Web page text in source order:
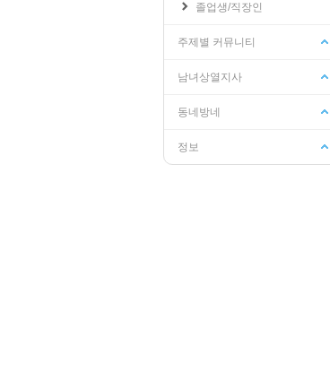
학교관련
인터넷증명발급
학생지원시스템
수강신청/
성적조회
수강신
수강편람
졸업생/직장인
주제별 커뮤니티
남녀상열지사
동네방네
정보